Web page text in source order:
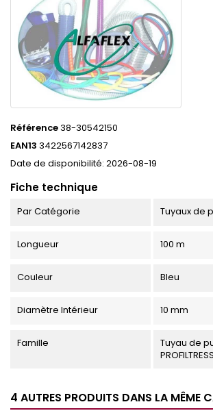
Référence38-30542150
EAN13 3422567142837
Date de disponibilité: 2026-08-19
Fiche technique
Par Catégorie Tuyaux de
Longueur 100 m
Couleur Bleu
Diamètre Intérieur 10 mm
Famille
Tuyau de
PROFILTRESS
4 AUTRES PRODUITS DANS LA MÊME